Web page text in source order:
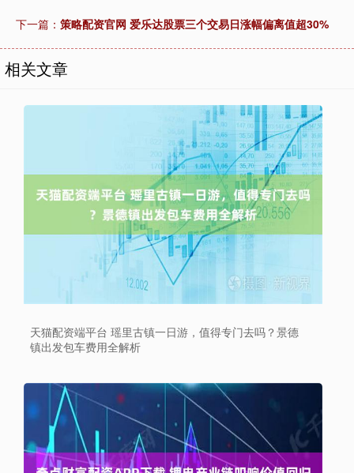
下一篇： 策略配资官网 爱乐达股票三个交易日涨幅偏离值超30%
相关文章
天猫配资端平台 瑶里古镇一日游，值得专门去吗？景德
镇出发包车费用全解析